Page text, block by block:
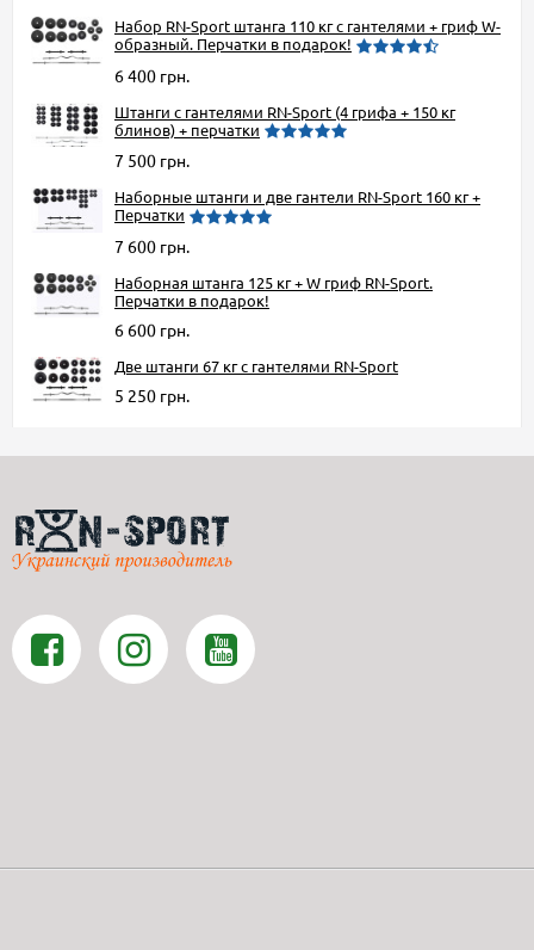
Набор RN-Sport штанга 110 кг с гантелями + гриф W-
образный. Перчатки в подарок!
6 400 грн.
Штанги с гантелями RN-Sport (4 грифа + 150 кг
блинов) + перчатки
7 500 грн.
Наборные штанги и две гантели RN-Sport 160 кг +
Перчатки
7 600 грн.
Наборная штанга 125 кг + W гриф RN-Sport.
Перчатки в подарок!
6 600 грн.
Две штанги 67 кг с гантелями RN-Sport
5 250 грн.